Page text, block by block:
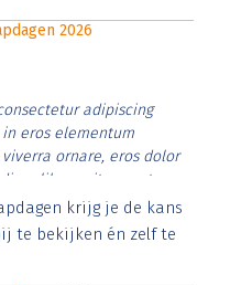
2026
adipiscing
eros elementum
ornare, eros dolor
libero vitae erat.
id rutrum lorem
tristique posuere.
krijg je de kans
te bekijken én zelf te